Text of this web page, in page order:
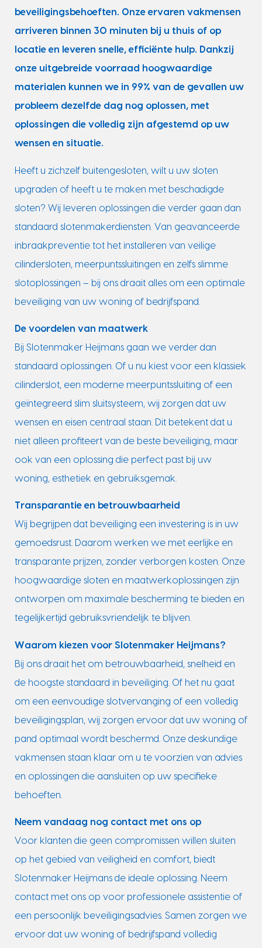
beveiligingsbehoeften. Onze ervaren vakmensen
arriveren binnen 30 minuten bij u thuis of op
locatie en leveren snelle, efficiënte hulp. Dankzij
onze uitgebreide voorraad hoogwaardige
materialen kunnen we in 99% van de gevallen uw
probleem dezelfde dag nog oplossen, met
oplossingen die volledig zijn afgestemd op uw
wensen en situatie.
Heeft u zichzelf buitengesloten, wilt u uw sloten
upgraden of heeft u te maken met beschadigde
sloten? Wij leveren oplossingen die verder gaan dan
standaard slotenmakerdiensten. Van geavanceerde
inbraakpreventie tot het installeren van veilige
cilindersloten, meerpuntssluitingen en zelfs slimme
slotoplossingen – bij ons draait alles om een optimale
beveiliging van uw woning of bedrijfspand.
De voordelen van maatwerk
Bij Slotenmaker Heijmans gaan we verder dan
standaard oplossingen. Of u nu kiest voor een klassiek
cilinderslot, een moderne meerpuntssluiting of een
geïntegreerd slim sluitsysteem, wij zorgen dat uw
wensen en eisen centraal staan. Dit betekent dat u
niet alleen profiteert van de beste beveiliging, maar
ook van een oplossing die perfect past bij uw
woning, esthetiek en gebruiksgemak.
Transparantie en betrouwbaarheid
Wij begrijpen dat beveiliging een investering is in uw
gemoedsrust. Daarom werken we met eerlijke en
transparante prijzen, zonder verborgen kosten. Onze
hoogwaardige sloten en maatwerkoplossingen zijn
ontworpen om maximale bescherming te bieden en
tegelijkertijd gebruiksvriendelijk te blijven.
Waarom kiezen voor Slotenmaker Heijmans?
Bij ons draait het om betrouwbaarheid, snelheid en
de hoogste standaard in beveiliging. Of het nu gaat
om een eenvoudige slotvervanging of een volledig
beveiligingsplan, wij zorgen ervoor dat uw woning of
pand optimaal wordt beschermd. Onze deskundige
vakmensen staan klaar om u te voorzien van advies
en oplossingen die aansluiten op uw specifieke
behoeften.
Neem vandaag nog contact met ons op
Voor klanten die geen compromissen willen sluiten
op het gebied van veiligheid en comfort, biedt
Slotenmaker Heijmans de ideale oplossing. Neem
contact met ons op voor professionele assistentie of
een persoonlijk beveiligingsadvies. Samen zorgen we
ervoor dat uw woning of bedrijfspand volledig